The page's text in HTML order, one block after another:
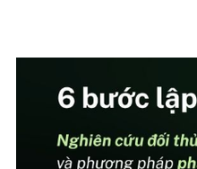
Sức khỏe